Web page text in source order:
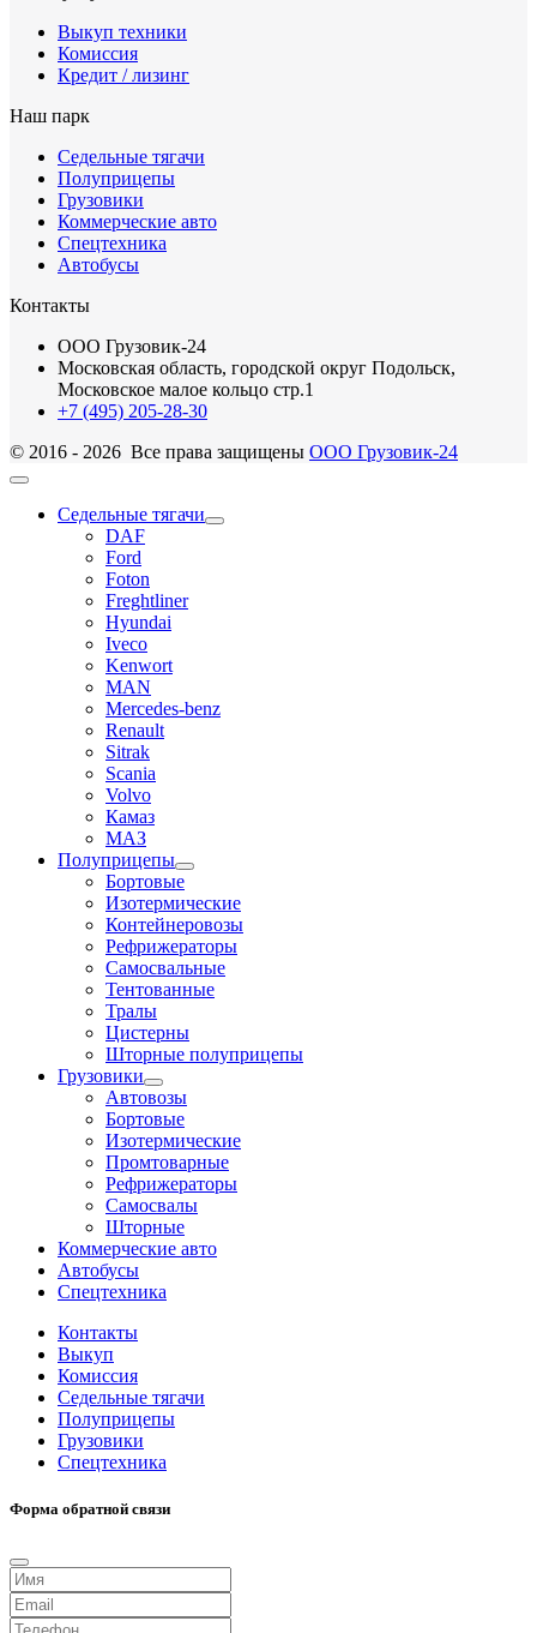
Выкуп техники
Комиссия
Кредит / лизинг
Наш парк
Седельные тягачи
Полуприцепы
Грузовики
Коммерческие авто
Спецтехника
Автобусы
Контакты
ООО Грузовик-24
Московская область, городской округ Подольск,
Московское малое кольцо стр.1
+7 (495) 205-28-30
© 2016 - 2026 Все права защищены ООО Грузовик-24
Седельные тягачи
DAF
Ford
Foton
Freghtliner
Hyundai
Iveco
Kenwort
MAN
Mercedes-benz
Renault
Sitrak
Scania
Volvo
Камаз
МАЗ
Полуприцепы
Бортовые
Изотермические
Контейнеровозы
Рефрижераторы
Самосвальные
Тентованные
Тралы
Цистерны
Шторные полуприцепы
Грузовики
Автовозы
Бортовые
Изотермические
Промтоварные
Рефрижераторы
Самосвалы
Шторные
Коммерческие авто
Автобусы
Спецтехника
Контакты
Выкуп
Комиссия
Седельные тягачи
Полуприцепы
Грузовики
Спецтехника
Форма обратной связи